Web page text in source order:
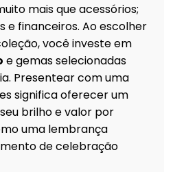
mais que acessórios;
e financeiros. Ao escolher
você investe em
e gemas selecionadas
Presentear com uma
significa oferecer um
brilho e valor por
uma lembrança
de celebração